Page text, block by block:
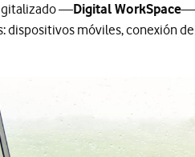
—Digital WorkSpace—
dispositivos móviles, conexión